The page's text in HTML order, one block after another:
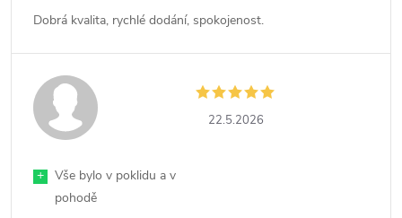
Dobrá kvalita, rychlé dodání, spokojenost.
22.5.2026
+
Vše bylo v poklidu a v
pohodě